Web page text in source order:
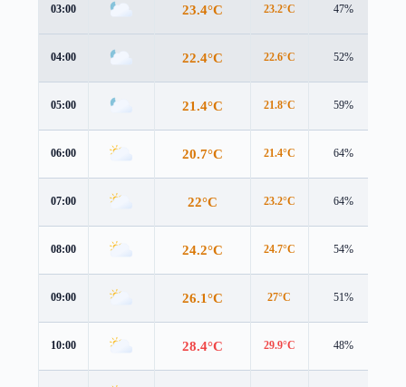
03:00 23.4°C 23.2°C 47%
04:00 22.4°C 22.6°C 52%
05:00 21.4°C 21.8°C 59%
06:00 20.7°C 21.4°C 64%
07:00 22°C 23.2°C 64%
08:00 24.2°C 24.7°C 54%
09:00 26.1°C 27°C 51%
10:00 28.4°C 29.9°C 48%